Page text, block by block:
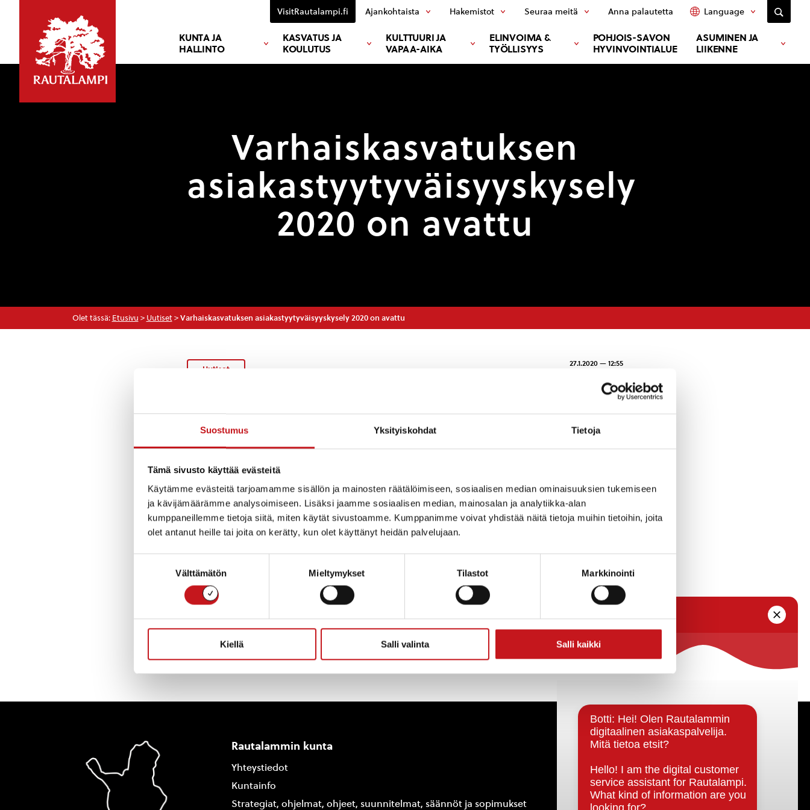
Suostumus Yksityiskohdat Tietoja
Tämä sivusto käyttää evästeitä
Käytämme evästeitä tarjoamamme sisällön ja mainosten räätälöimiseen, sosiaalisen median ominaisuuksien tukemiseen
ja kävijämäärämme analysoimiseen. Lisäksi jaamme sosiaalisen median, mainosalan ja analytiikka-alan
kumppaneillemme tietoja siitä, miten käytät sivustoamme. Kumppanimme voivat yhdistää näitä tietoja muihin tietoihin, joita
olet antanut heille tai joita on kerätty, kun olet käyttänyt heidän palvelujaan.
Välttämätön Mieltymykset Tilastot Markkinointi
Kiellä Salli valinta Salli kaikki
KUNTA JA
HALLINTO
KASVATUS JA
KOULUTUS
KULTTUURI JA
VAPAA-AIKA
ELINVOIMA &
TYÖLLISYYS
POHJOIS-SAVON
HYVINVOINTIALUE
ASUMINEN JA
LIIKENNE
VisitRautalampi.fi Ajankohtaista Hakemistot Seuraa meitä Anna palautetta Language
Varhaiskasvatuksen
asiakastyytyväisyyskysely
2020 on avattu
Olet tässä: Etusivu > Uutiset> Varhaiskasvatuksen asiakastyytyväisyyskysely 2020 on avattu
Uutiset
27.1.2020 — 12:55
Huoltajat, jotka käytätte varhaiskasvatuspalveluja, (niin kunnallista kuin yksityistä
palvelua) käykää vastaamassa varhaiskasvatuksen asiakastyytyväisyyskyselyyn alla
olevan linkin kautta.
Kysely on auki ja vastausaikaa on 16.2.2020 asti.
Kiitos etukäteen vastauksista!
https://link.webropolsurveys.com/S/C98512FBC42CCD4A
« Uutishuone
Rautalammin kunta
Yhteystiedot
Kuntainfo
Strategiat, ohjelmat, ohjeet, suunnitelmat, säännöt ja sopimukset
Päätöksenteko ja lähidemokratia
Päätökset, esityslistat & pöytäkirjat
Hallinto
Kunnanhallitus